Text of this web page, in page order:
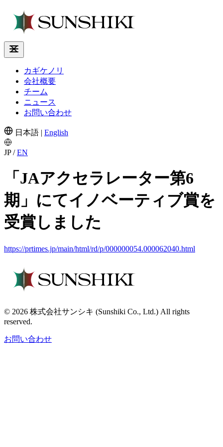
カギケノリ
会社概要
チーム
ニュース
お問い合わせ
日本語 | English
JP / EN
「JAアクセラレーター第6
期」にてイノベーティブ賞を
受賞しました
https://prtimes.jp/main/html/rd/p/000000054.000062040.html
© 2026 株式会社サンシキ (Sunshiki Co., Ltd.) All rights
reserved.
お問い合わせ